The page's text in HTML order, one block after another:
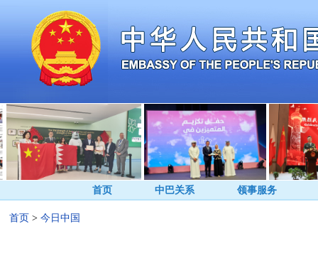
首页 中巴关系 领事服务
首页 > 今日中国